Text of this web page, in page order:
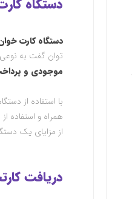
دستگاه
دستگاه کارت
توان گفت به نوعی
موجودی و
با استفاده از
همراه و استفاده
از مزایای یک
دریافت